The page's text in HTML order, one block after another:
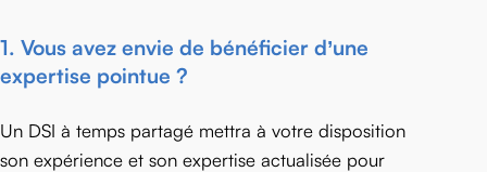
1. Vous avez envie de bénéficier d’une
expertise pointue ?
Un DSI à temps partagé mettra à votre disposition
son expérience et son expertise actualisée pour